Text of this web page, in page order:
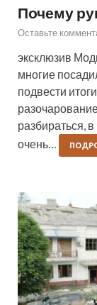
Почему
Оставьте
эксклюзив
многие
подвести
разбираться,
очень…